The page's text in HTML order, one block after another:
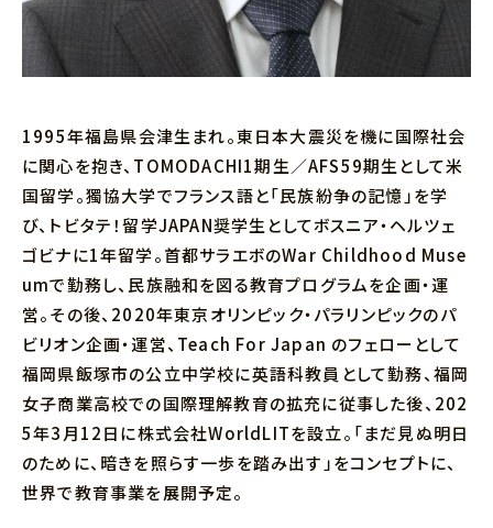
1995年福島県会津生まれ。東日本大震災を機に国際社会
に関心を抱き、TOMODACHI1期生／AFS59期生として米
国留学。獨協大学でフランス語と「民族紛争の記憶」を学
び、トビタテ！留学JAPAN奨学生としてボスニア・ヘルツェ
ゴビナに1年留学。首都サラエボのWar Childhood Muse
umで勤務し、民族融和を図る教育プログラムを企画・運
営。その後、2020年東京オリンピック・パラリンピックのパ
ビリオン企画・運営、Teach For Japan のフェローとして
福岡県飯塚市の公立中学校に英語科教員として勤務、福岡
女子商業高校での国際理解教育の拡充に従事した後、202
5年3月12日に株式会社WorldLITを設立。「まだ見ぬ明日
のために、暗きを照らす一歩を踏み出す」をコンセプトに、
世界で教育事業を展開予定。